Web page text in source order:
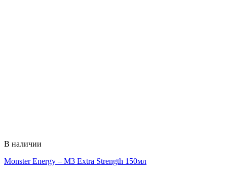
В наличии
Monster Energy – M3 Extra Strength 150мл